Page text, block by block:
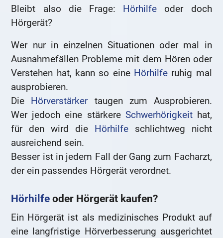
Bleibt also die Frage: Hörhilfe oder doch
Hörgerät?
Wer nur in einzelnen Situationen oder mal in
Ausnahmefällen Probleme mit dem Hören oder
Verstehen hat, kann so eine Hörhilferuhig mal
ausprobieren.
Die Hörverstärkertaugen zum Ausprobieren.
Wer jedoch eine stärkere Schwerhörigkeithat,
für den wird die Hörhilfeschlichtweg nicht
ausreichend sein.
Besser ist in jedem Fall der Gang zum Facharzt,
der ein passendes Hörgerät verordnet.
Hörhilfe oder Hörgerät kaufen?
Ein Hörgerät ist als medizinisches Produkt auf
eine langfristige Hörverbesserung ausgerichtet